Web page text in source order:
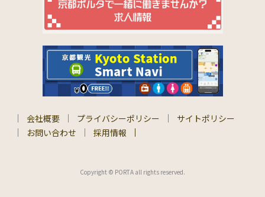
会社概要 プライバシーポリシー
サイトポリシー
お問い合わせ
採用情報
Copyright © PORTA all rights reserved.